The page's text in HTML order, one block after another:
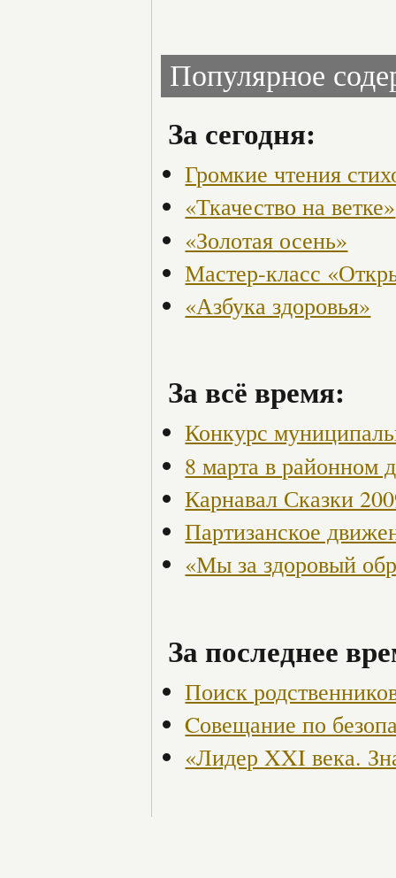
Популярное
За сегодня:
Громкие чтения
«Ткачество на ветке»
«Золотая осень»
Мастер-класс
«Азбука здоровья»
За всё время:
Конкурс
8 марта в районном
Карнавал Сказки
Партизанское
«Мы за здоровый
За последнее
Поиск
Cовещание по
«Лидер XXI века.